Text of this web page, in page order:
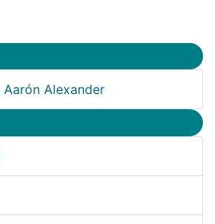
Alexander